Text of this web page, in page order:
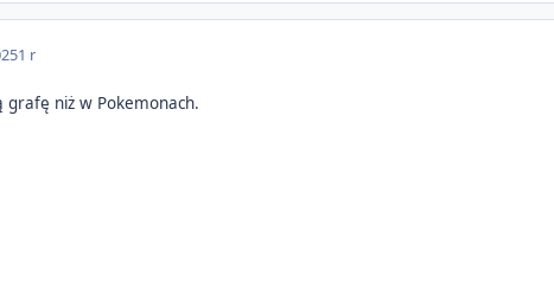
1 r
grafę niż w Pokemonach.